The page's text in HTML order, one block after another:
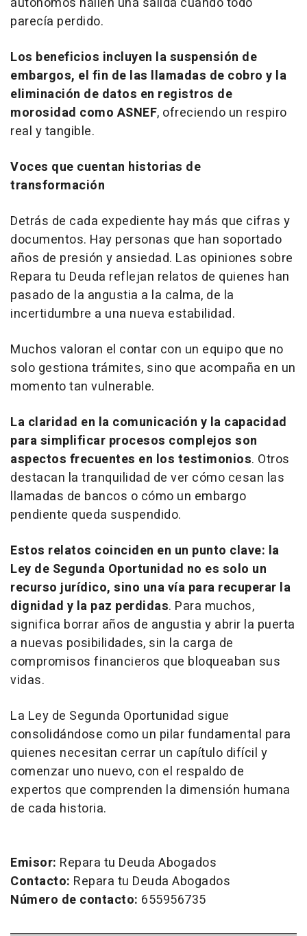
parecía perdido.
Los beneficios incluyen la suspensión de
embargos, el fin de las llamadas de cobro y la
eliminación de datos en registros de
morosidad como ASNEF, ofreciendo un respiro
real y tangible.
Voces que cuentan historias de
transformación
Detrás de cada expediente hay más que cifras y
documentos. Hay personas que han soportado
años de presión y ansiedad. Las opiniones sobre
Repara tu Deuda reflejan relatos de quienes han
pasado de la angustia a la calma, de la
incertidumbre a una nueva estabilidad.
Muchos valoran el contar con un equipo que no
solo gestiona trámites, sino que acompaña en un
momento tan vulnerable.
La claridad en la comunicación y la capacidad
para simplificar procesos complejos son
aspectos frecuentes en los testimonios. Otros
destacan la tranquilidad de ver cómo cesan las
llamadas de bancos o cómo un embargo
pendiente queda suspendido.
Estos relatos coinciden en un punto clave: la
Ley de Segunda Oportunidad no es solo un
recurso jurídico, sino una vía para recuperar la
dignidad y la paz perdidas. Para muchos,
significa borrar años de angustia y abrir la puerta
a nuevas posibilidades, sin la carga de
compromisos financieros que bloqueaban sus
vidas.
La Ley de Segunda Oportunidad sigue
consolidándose como un pilar fundamental para
quienes necesitan cerrar un capítulo difícil y
comenzar uno nuevo, con el respaldo de
expertos que comprenden la dimensión humana
de cada historia.
Emisor: Repara tu Deuda Abogados
Contacto: Repara tu Deuda Abogados
Número de contacto: 655956735